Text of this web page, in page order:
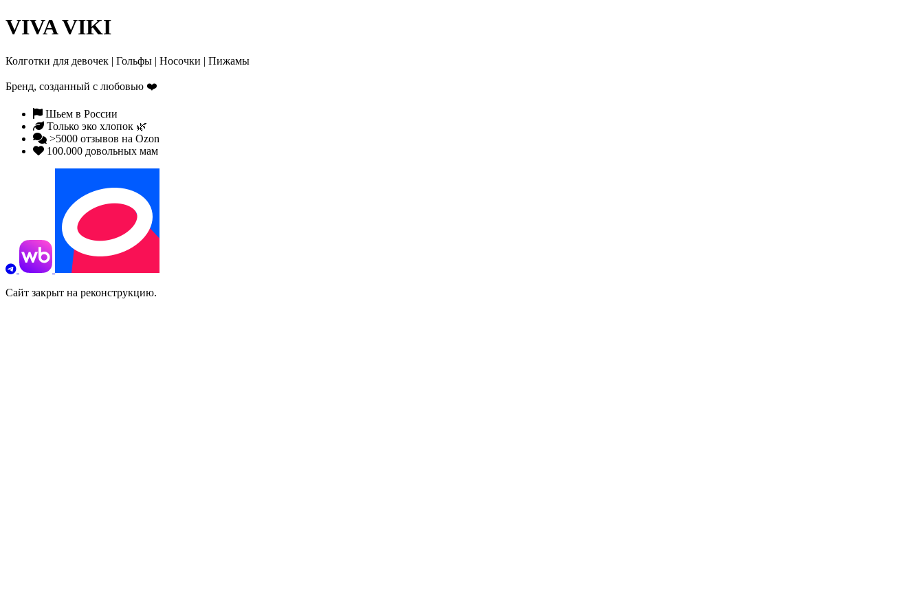
VIVA VIKI
Колготки для девочек | Гольфы | Носочки | Пижамы
Бренд, созданный с любовью ❤️
Шьем в России
Только эко хлопок 🌿
>5000 отзывов на Ozon
100.000 довольных мам
Сайт закрыт на реконструкцию.